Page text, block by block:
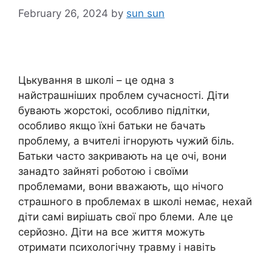
February 26, 2024 by sun sun
Цькування в школі – це одна з
найстрашніших проблем сучасності. Діти
бувають жорстокі, особливо підлітки,
особливо якщо їхні батьки не бачать
проблему, а вчителі ігнорують чужий біль.
Батьки часто закривають на це очі, вони
занадто зайняті роботою і своїми
проблемами, вони вважають, що нічого
страшного в проблемах в школі немає, нехай
діти самі вирішать свої про блеми. Але це
серйозно. Діти на все життя можуть
отримати психологічну травму і навіть